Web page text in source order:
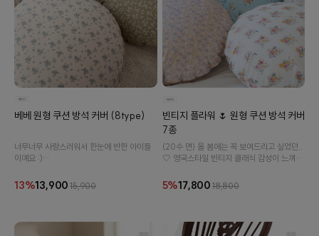
베베 원형 쿠션 방석 커버 (8type)
너무너무 사랑스러워서 한눈에 반한 아이들
이예요 :)
♥
13%13,900 15,900
빈티지 플라워 🌷 원형 쿠션 방석 커버
7종
(20수 면) 올 봄에는 꼭 보여드리고 싶었던..
🤍 영국스타일 빈티지 클래식 감성이 느껴지
5%17,800 18,800